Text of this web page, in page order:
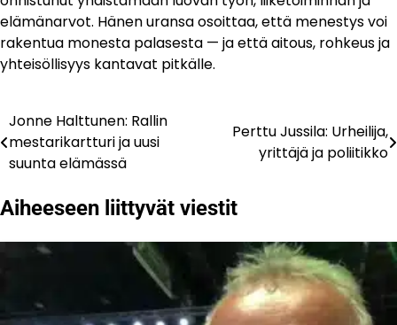
elämänarvot. Hänen uransa osoittaa, että menestys voi
rakentua monesta palasesta — ja että aitous, rohkeus ja
yhteisöllisyys kantavat pitkälle.
Artikkelien
selaus
Jonne Halttunen: Rallin
mestarikartturi ja uusi
suunta elämässä
Perttu Jussila: Urheilija,
yrittäjä ja poliitikko
Aiheeseen liittyvät viestit